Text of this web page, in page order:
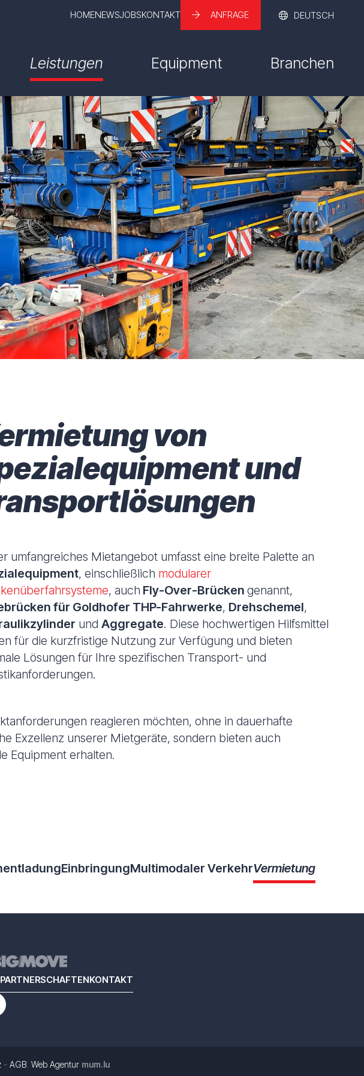
HOMENEWSJOBSKONTAKT ANFRAGE DEUTSCH
ENGLISH
Leistungen Equipment Branchen
von
und
umfangreiches Mietangebot umfasst eine breite Palette an
, einschließlich modularer
, auch Fly-Over-Brücken genannt,
für Goldhofer THP-Fahrwerke, Drehschemel,
und Aggregate. Diese hochwertigen Hilfsmittel
für die kurzfristige Nutzung zur Verfügung und bieten
Lösungen für Ihre spezifischen Transport- und
reagieren möchten, ohne in dauerhafte
Exzellenz unserer Mietgeräte, sondern bieten auch
Equipment erhalten.
EinbringungMultimodaler VerkehrVermietung
PARTNERSCHAFTENKONTAKT
- AGB Web Agentur mum.lu